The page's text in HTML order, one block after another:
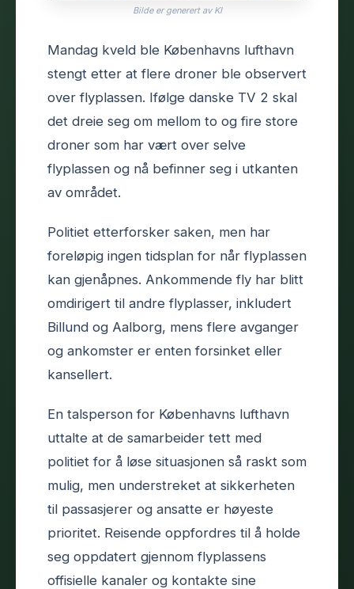
Bilde er generert av KI
Mandag kveld ble Københavns lufthavn
stengt etter at flere droner ble observert
over flyplassen. Ifølge danske TV 2 skal
det dreie seg om mellom to og fire store
droner som har vært over selve
flyplassen og nå befinner seg i utkanten
av området.
Politiet etterforsker saken, men har
foreløpig ingen tidsplan for når flyplassen
kan gjenåpnes. Ankommende fly har blitt
omdirigert til andre flyplasser, inkludert
Billund og Aalborg, mens flere avganger
og ankomster er enten forsinket eller
kansellert.
En talsperson for Københavns lufthavn
uttalte at de samarbeider tett med
politiet for å løse situasjonen så raskt som
mulig, men understreket at sikkerheten
til passasjerer og ansatte er høyeste
prioritet. Reisende oppfordres til å holde
seg oppdatert gjennom flyplassens
offisielle kanaler og kontakte sine